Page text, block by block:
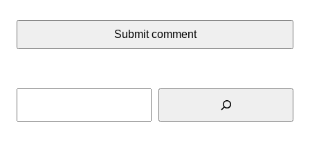
Submit comment
Tìm kiếm